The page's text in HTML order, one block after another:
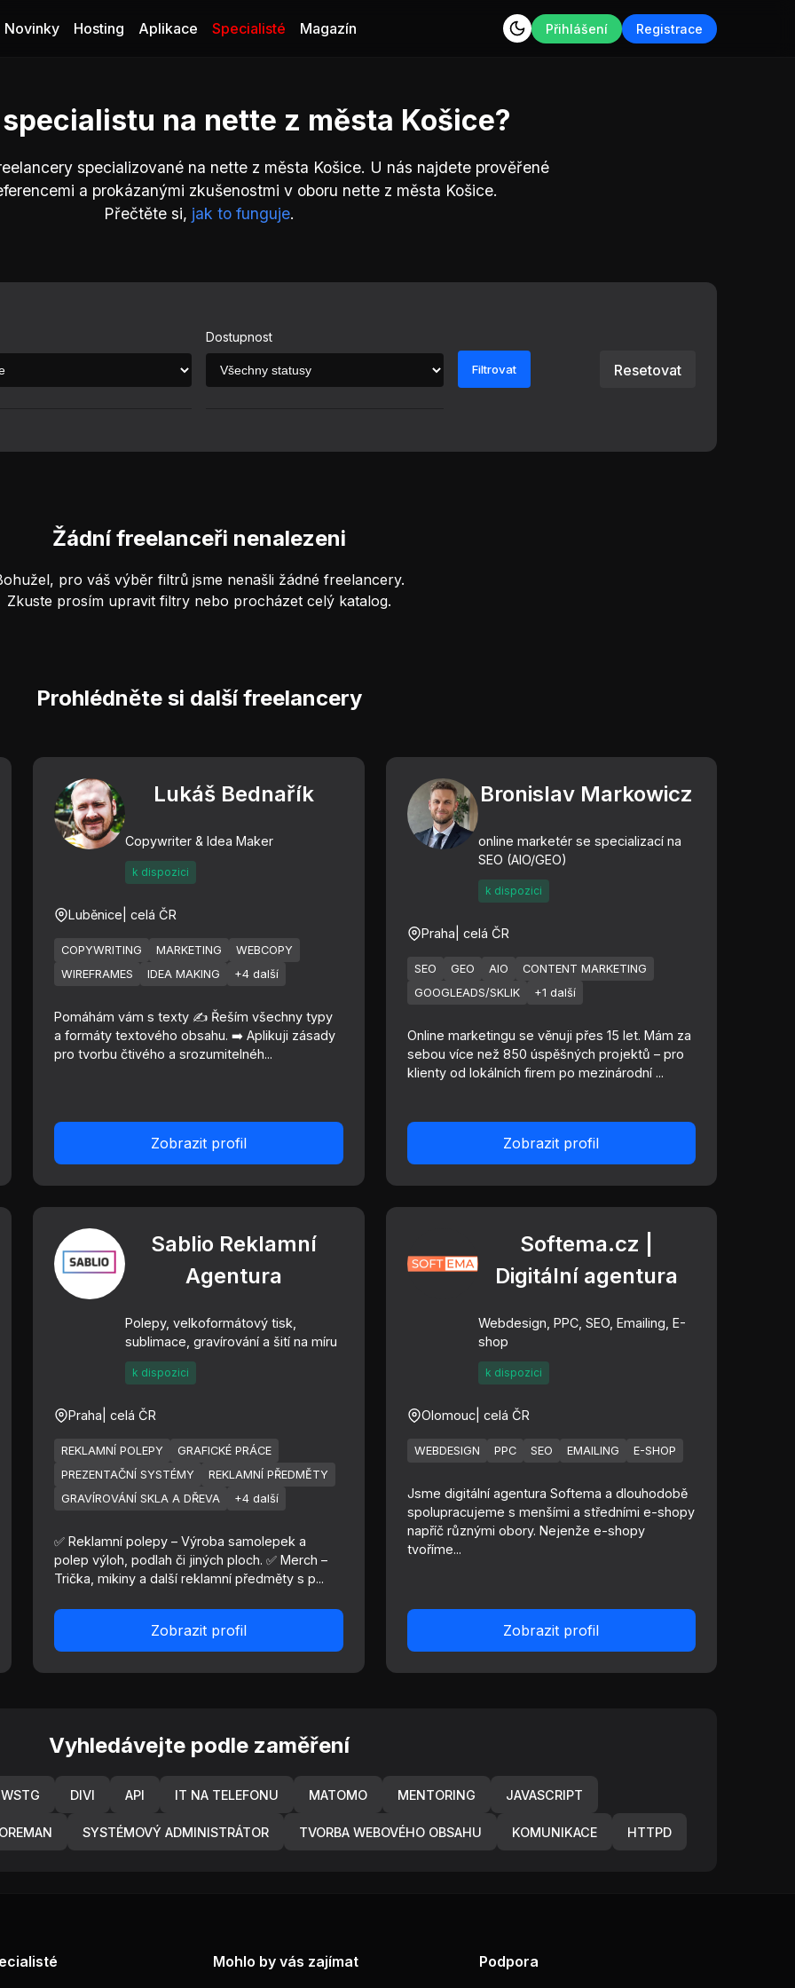
Novinky Hosting Aplikace Specialisté Magazín Přihlášení Registrace
na nette z města Košice?
specializované na nette z města Košice. U nás najdete prověřené
a prokázanými zkušenostmi v oboru nette z města Košice.
Přečtěte si, jak to funguje.
Dostupnost
Filtrovat Resetovat
Žádní freelanceři nenalezeni
pro váš výběr filtrů jsme nenašli žádné freelancery.
Zkuste prosím upravit filtry nebo procházet celý katalog.
Prohlédněte si další freelancery
Lukáš Bednařík
Copywriter & Idea Maker
k dispozici
Luběnice | celá ČR
COPYWRITING MARKETING
WEBCOPY
WIREFRAMES
IDEA MAKING +4 další
Pomáhám vám s texty ✍️ Řeším všechny typy
a formáty textového obsahu. ➡️ Aplikuji zásady
pro tvorbu čtivého a srozumitelnéh...
Zobrazit profil
Bronislav Markowicz
online marketér se specializací na
SEO (AIO/GEO)
k dispozici
Praha | celá ČR
SEO GEO AIO
CONTENT MARKETING
GOOGLEADS/SKLIK
+1 další
Online marketingu se věnuji přes 15 let. Mám za
sebou více než 850 úspěšných projektů – pro
klienty od lokálních firem po mezinárodní ...
Zobrazit profil
Sablio Reklamní
Agentura
Polepy, velkoformátový tisk,
sublimace, gravírování a šití na míru
k dispozici
Praha | celá ČR
REKLAMNÍ POLEPY
GRAFICKÉ PRÁCE
PREZENTAČNÍ SYSTÉMY
REKLAMNÍ PŘEDMĚTY
GRAVÍROVÁNÍ SKLA A DŘEVA
+4 další
✅ Reklamní polepy – Výroba samolepek a
polep výloh, podlah či jiných ploch. ✅ Merch –
Trička, mikiny a další reklamní předměty s p...
Zobrazit profil
Softema.cz |
Digitální agentura
Webdesign, PPC, SEO, Emailing, E-
shop
k dispozici
Olomouc| celá ČR
WEBDESIGN PPC SEO EMAILING E-SHOP
Jsme digitální agentura Softema a dlouhodobě
spolupracujeme s menšími a středními e-shopy
napříč různými obory. Nejenže e-shopy
tvoříme...
Zobrazit profil
Vyhledávejte podle zaměření
DIVI API IT NA TELEFONU MATOMO MENTORING JAVASCRIPT
SYSTÉMOVÝ ADMINISTRÁTOR TVORBA WEBOVÉHO OBSAHU KOMUNIKACE HTTPD
Mohlo by vás zajímat Podpora